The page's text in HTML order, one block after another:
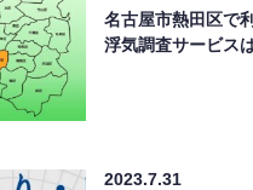
名古屋市熱田区で
浮気調査サービス
2023.7.31